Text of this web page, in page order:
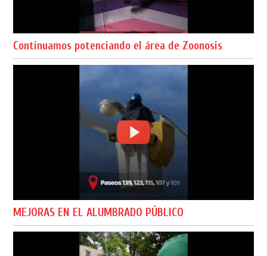
Continuamos potenciando el área de Zoonosis
MEJORAS EN EL ALUMBRADO PÚBLICO